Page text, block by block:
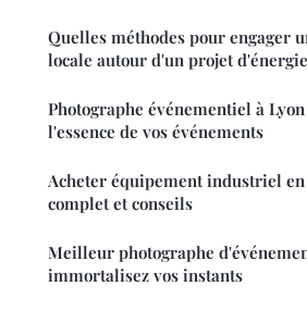
Quelles méthodes pour engager
locale autour d'un projet
Photographe événementiel à
l'essence de vos événements
Acheter équipement industriel
complet et conseils
Meilleur photographe
immortalisez vos instants